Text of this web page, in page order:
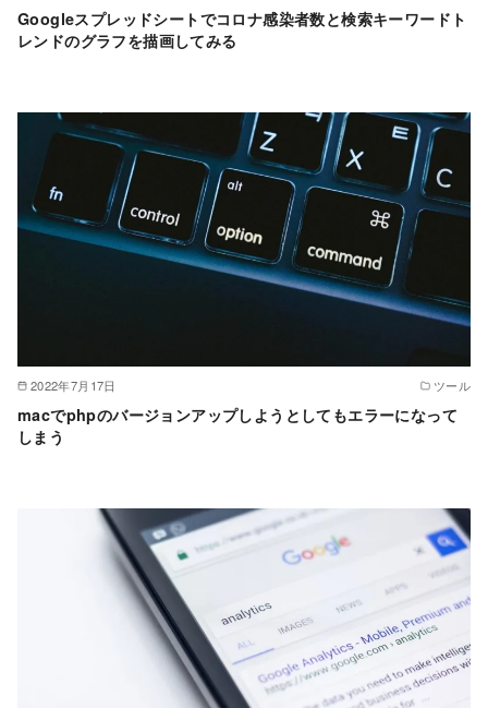
Googleスプレッドシートでコロナ感染者数と検索キーワードト
レンドのグラフを描画してみる
2022年7月17日 ツール
macでphpのバージョンアップしようとしてもエラーになって
しまう